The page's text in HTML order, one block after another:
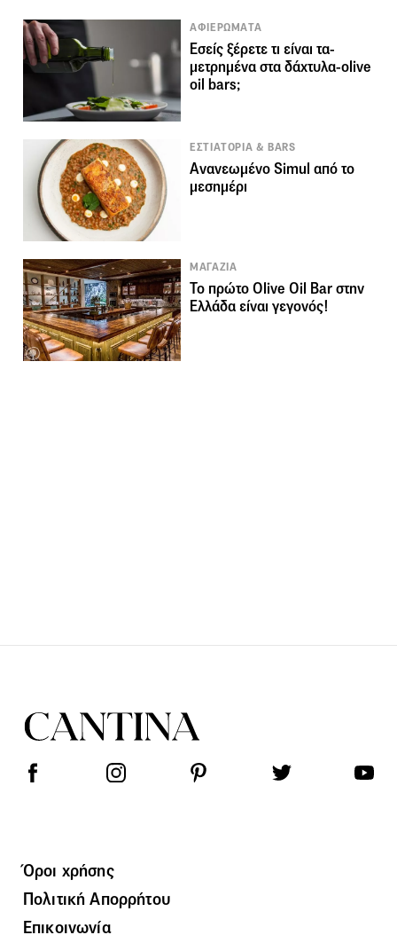
ΑΦΙΕΡΩΜΑΤΑ
Εσείς ξέρετε τι είναι τα-
μετρημένα στα δάχτυλα-olive
oil bars;
ΕΣΤΙΑΤΟΡΙΑ & BARS
Ανανεωμένο Simul από το
μεσημέρι
ΜΑΓΑΖΙΑ
Το πρώτο Olive Oil Bar στην
Ελλάδα είναι γεγονός!
Όροι χρήσης
Πολιτική Απορρήτου
Επικοινωνία